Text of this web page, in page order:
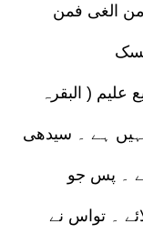
من الغی فمن
علیم ( البقرہ
نہیں ہے ۔ سیدھی
۔ پس جو
۔ تواس نے